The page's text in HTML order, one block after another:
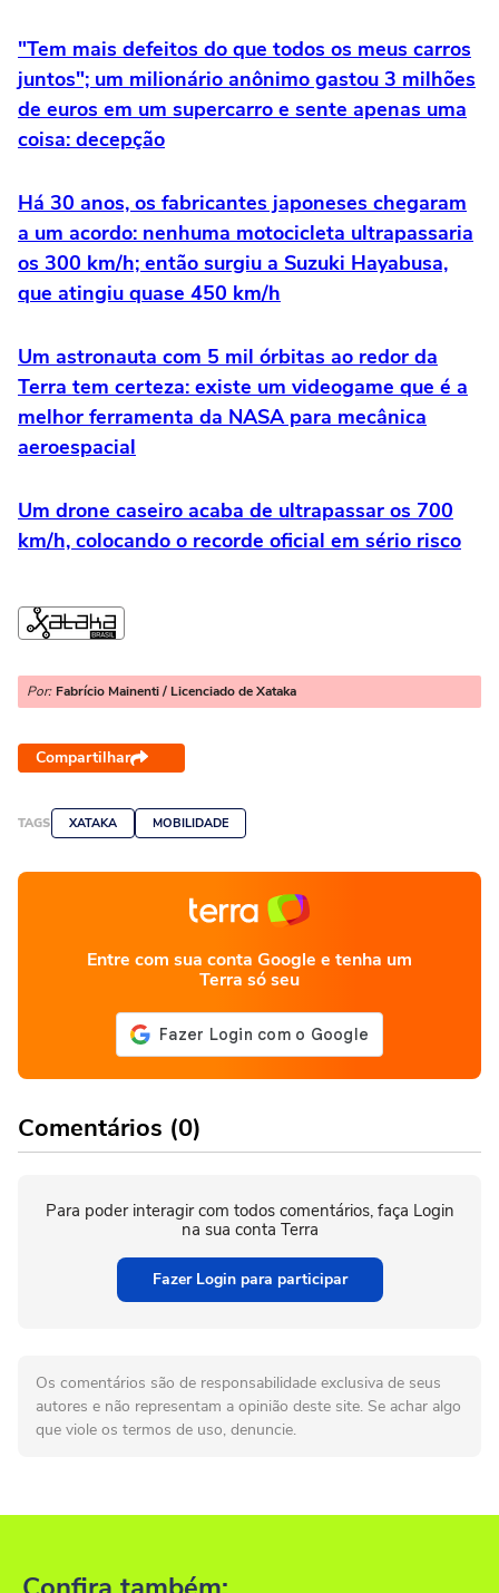
"Tem mais defeitos do que todos os meus carros
juntos"; um milionário anônimo gastou 3 milhões
de euros em um supercarro e sente apenas uma
coisa: decepção
Há 30 anos, os fabricantes japoneses chegaram
a um acordo: nenhuma motocicleta ultrapassaria
os 300 km/h; então surgiu a Suzuki Hayabusa,
que atingiu quase 450 km/h
Um astronauta com 5 mil órbitas ao redor da
Terra tem certeza: existe um videogame que é a
melhor ferramenta da NASA para mecânica
aeroespacial
Um drone caseiro acaba de ultrapassar os 700
km/h, colocando o recorde oficial em sério risco
Por: Fabrício Mainenti / Licenciado de Xataka
Compartilhar
TAGS XATAKA MOBILIDADE
Entre com sua conta Google e tenha um
Terra só seu
Comentários (0)
Para poder interagir com todos comentários, faça Login
na sua conta Terra
Fazer Login para participar
Os comentários são de responsabilidade exclusiva de seus
autores e não representam a opinião deste site. Se achar algo
que viole os termos de uso, denuncie.